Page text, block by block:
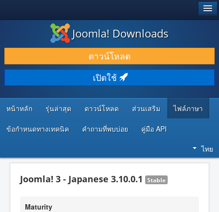
ดาวน์โหลด & ส่วนเสริม
ค้นคว้า & เรียนรู้
ชุมชน & สนับสนุน
ทรัพยากรสำหรับนักพัฒนา
Joomla! Downloads
ดาวน์โหลด
เปิดใช้
หน้าหลัก รุ่นล่าสุด ดาวน์โหลด ส่วนเสริม ไฟล์ภาษา
ข้อกำหนดทางเทคนิค คำถามที่พบบ่อย คู่มือ API
ไทย
Joomla! 3 - Japanese 3.10.0.1 Stable
Maturity